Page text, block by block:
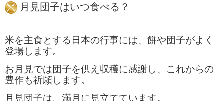
月見団子はいつ食べる？
米を主食とする日本の行事には、餅や団子がよく
登場します。
お月見では団子を供え収穫に感謝し、これからの
豊作も祈願します。
月見団子は、満月に見立てています。